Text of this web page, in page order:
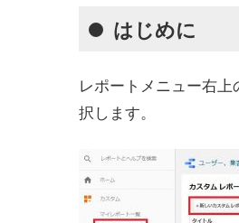
はじめに
レポートメニュー右
択します。